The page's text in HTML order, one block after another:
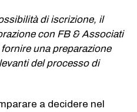
di iscrizione, il
con FB & Associati
una preparazione
del processo di
a decidere nel